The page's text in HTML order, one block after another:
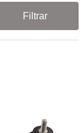
Filtrar